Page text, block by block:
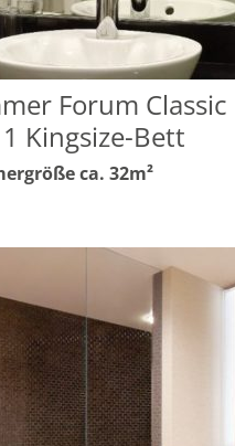
Forum Classic
Kingsize-Bett
ca. 32m²